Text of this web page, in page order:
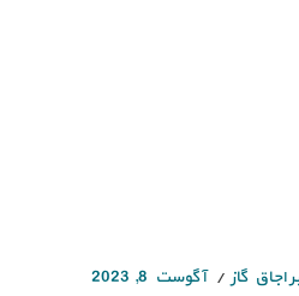
اجاق گاز آگوست 8, 2023